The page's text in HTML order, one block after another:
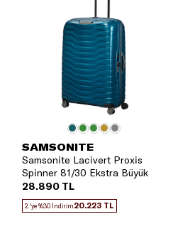
SAMSONITE
Samsonite Lacivert Proxis
Spinner 81/30 Ekstra Büyük
Boy Valiz
28.890 TL
2.'ye %30 İndirim20.223 TL